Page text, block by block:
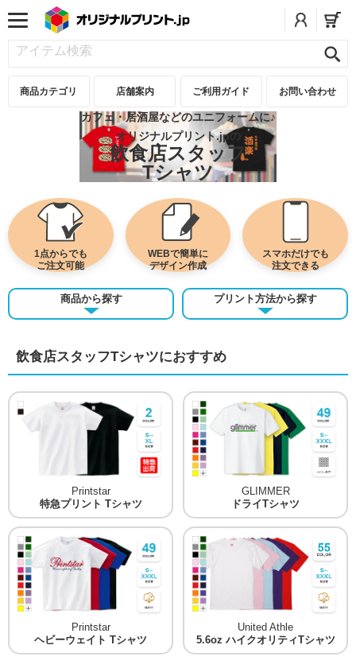
商品カテゴリ 店舗案内 ご利用ガイド お問い合わせ
カフェ・居酒屋などのユニフォームに♪
オリジナルプリント.jpの
飲食店スタッフ
Tシャツ
1点からでも
ご注文可能
WEBで簡単に
デザイン作成
スマホだけでも
注文できる
商品から探す プリント方法から探す
飲食店スタッフTシャツにおすすめ
Printstar
特急プリント Tシャツ
GLIMMER
ドライTシャツ
Printstar
ヘビーウェイト Tシャツ
United Athle
5.6oz ハイクオリティTシャツ